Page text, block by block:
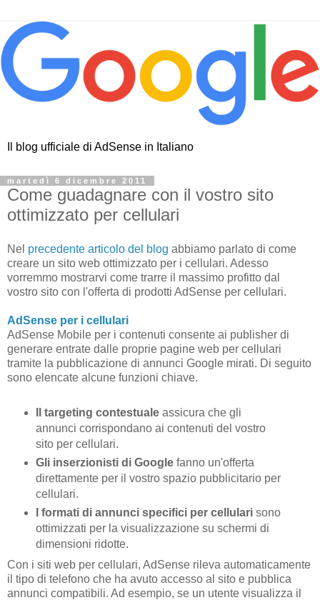
Il blog ufficiale di AdSense in Italiano
martedì 6 dicembre 2011
Come guadagnare con il vostro sito
ottimizzato per cellulari
Nel precedente articolo del blog abbiamo parlato di come
creare un sito web ottimizzato per i cellulari. Adesso
vorremmo mostrarvi come trarre il massimo profitto dal
vostro sito con l'offerta di prodotti AdSense per cellulari.
AdSense per i cellulari
AdSense Mobile per i contenuti consente ai publisher di
generare entrate dalle proprie pagine web per cellulari
tramite la pubblicazione di annunci Google mirati. Di seguito
sono elencate alcune funzioni chiave.
Il targeting contestualeassicura che gli
annunci corrispondano ai contenuti del vostro
sito per cellulari.
Gli inserzionisti di Googlefanno un'offerta
direttamente per il vostro spazio pubblicitario per
cellulari.
I formati di annunci specifici per cellularisono
ottimizzati per la visualizzazione su schermi di
dimensioni ridotte.
Con i siti web per cellulari, AdSense rileva automaticamente
il tipo di telefono che ha avuto accesso al sito e pubblica
annunci compatibili. Ad esempio, se un utente visualizza il